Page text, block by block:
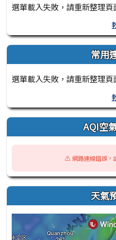
選單載入失敗，請重新整理頁
常用
選單載入失敗，請重新整理頁
AQI空
⚠️ 網路連線錯誤，
天氣